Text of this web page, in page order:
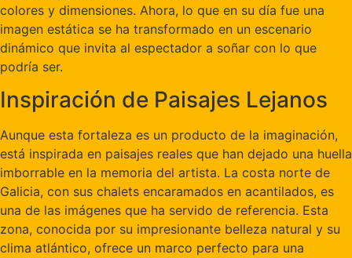
colores y dimensiones. Ahora, lo que en su día fue una
imagen estática se ha transformado en un escenario
dinámico que invita al espectador a soñar con lo que
podría ser.
Inspiración de Paisajes Lejanos
Aunque esta fortaleza es un producto de la imaginación,
está inspirada en paisajes reales que han dejado una huella
imborrable en la memoria del artista. La costa norte de
Galicia, con sus chalets encaramados en acantilados, es
una de las imágenes que ha servido de referencia. Esta
zona, conocida por su impresionante belleza natural y su
clima atlántico, ofrece un marco perfecto para una